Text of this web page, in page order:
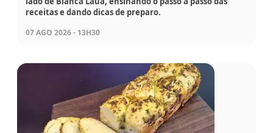
receitas e dando dicas de preparo.
07 AGO 2026 - 13H30